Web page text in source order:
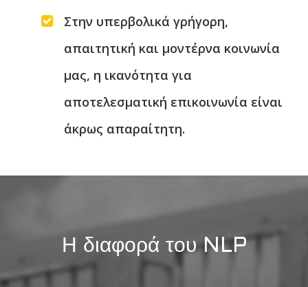
Στην υπερβολικά γρήγορη,
απαιτητική και μοντέρνα κοινωνία
μας, η ικανότητα για
αποτελεσματική επικοινωνία είναι
άκρως απαραίτητη.
Η διαφορά του NLP